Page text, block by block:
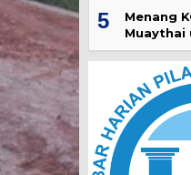
5
Menang
Muaythai